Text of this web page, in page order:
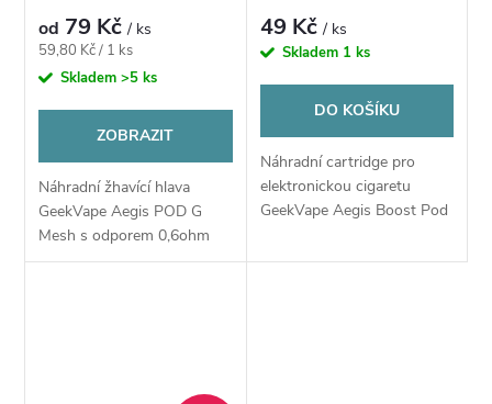
od 79 Kč/ ks
Měrná
cena:
59,80 Kč / 1 ks
Skladem>5 ks
ZOBRAZIT
Náhradní žhavící hlava
GeekVape Aegis POD G
Mesh s odporem 0,6ohm
49 Kč/ ks
Skladem 1 ks
DO KOŠÍKU
Náhradní cartridge pro
elektronickou cigaretu
GeekVape Aegis Boost Pod
objemem 2,0 ml.